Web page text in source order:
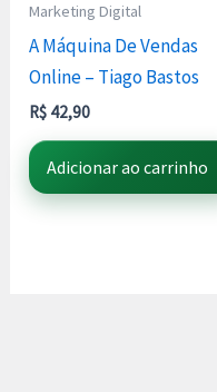
Marketing Digital
A Máquina De Vendas
Online – Tiago Bastos
R$ 42,90
Adicionar ao carrinho